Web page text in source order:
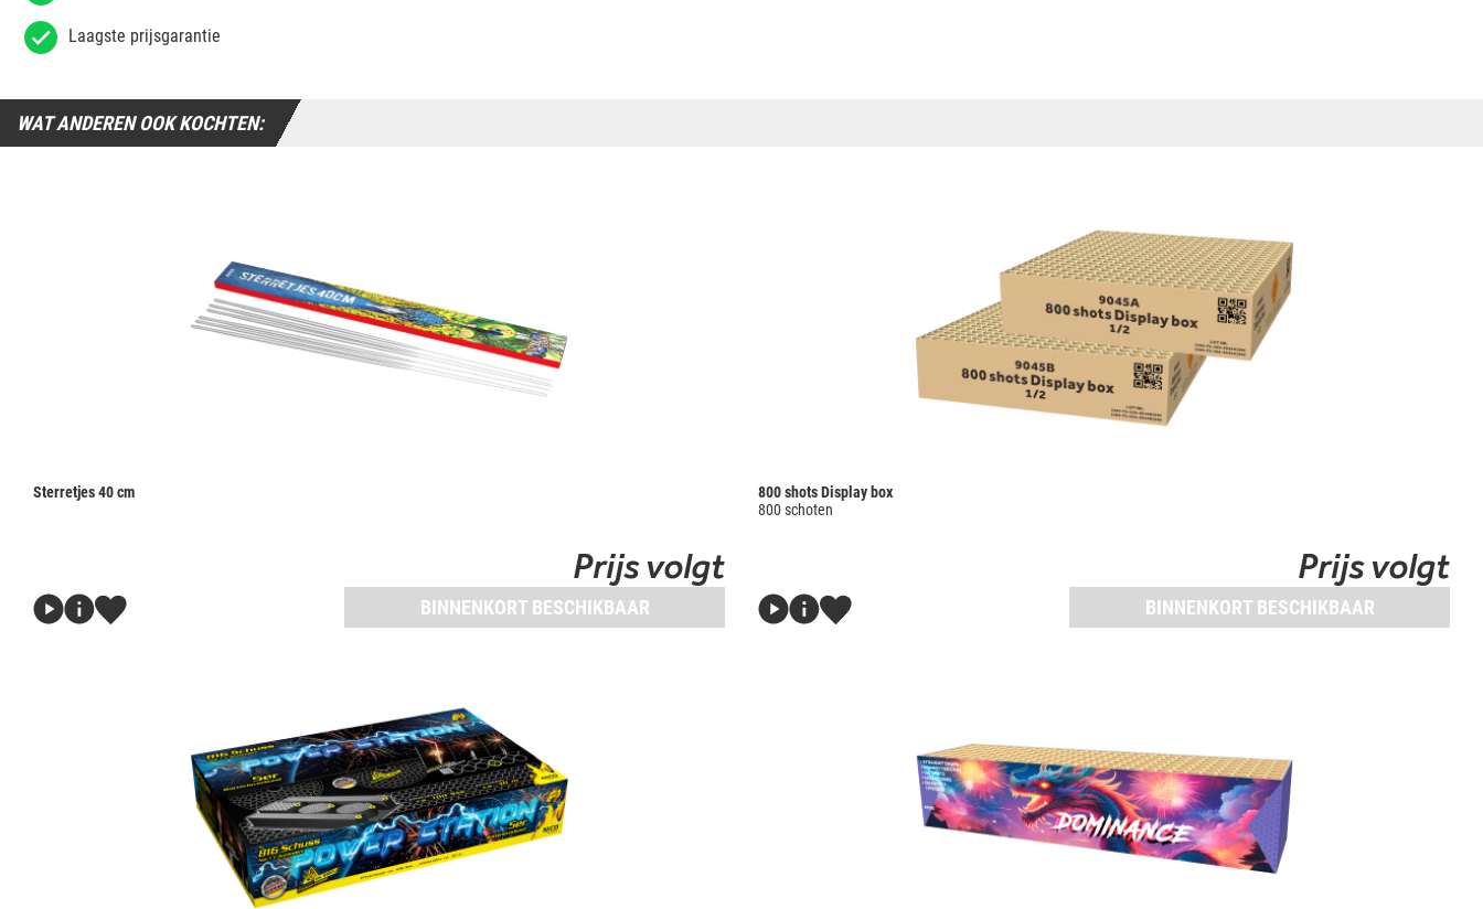
Laagste prijsgarantie
WAT ANDEREN OOK KOCHTEN:
Sterretjes 40 cm
Prijs volgt
BINNENKORT BESCHIKBAAR
800 shots Display box
800 schoten
Prijs volgt
BINNENKORT BESCHIKBAAR